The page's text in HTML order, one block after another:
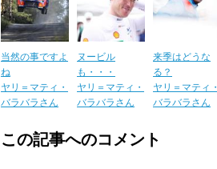
当然の事ですよ
ね
ヤリ＝マティ・
バラバラさん
ヌービル
も・・・
ヤリ＝マティ・
バラバラさん
来季はどうな
る？
ヤリ＝マティ・
バラバラさん
この記事へのコメント